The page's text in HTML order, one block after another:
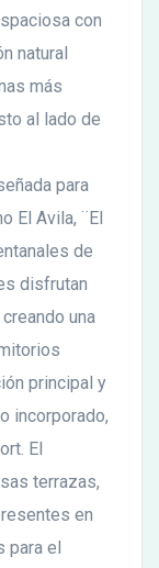
con
natural
más
al lado de
para
El Avila, ¨El
de
disfrutan
una
principal y
incorporado,
El
terrazas,
en
el